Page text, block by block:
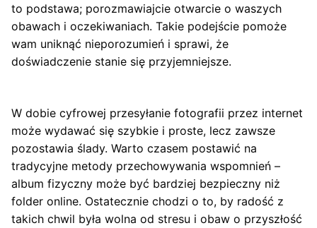
to podstawa; porozmawiajcie otwarcie o waszych
obawach i oczekiwaniach. Takie podejście pomoże
wam uniknąć nieporozumień i sprawi, że
doświadczenie stanie się przyjemniejsze.
W dobie cyfrowej przesyłanie fotografii przez internet
może wydawać się szybkie i proste, lecz zawsze
pozostawia ślady. Warto czasem postawić na
tradycyjne metody przechowywania wspomnień –
album fizyczny może być bardziej bezpieczny niż
folder online. Ostatecznie chodzi o to, by radość z
takich chwil była wolna od stresu i obaw o przyszłość